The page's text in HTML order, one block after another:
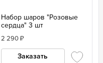
Набор шаров "Розовые
сердца" 3 шт
2 290₽
Заказать